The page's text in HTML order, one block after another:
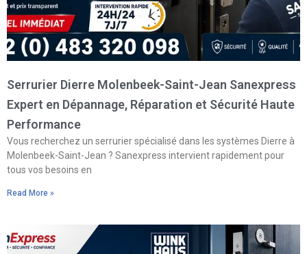
Serrurier Dierre Molenbeek-Saint-Jean Sanexpress
Expert en Dépannage, Réparation et Sécurité Haute
Performance
Vous recherchez un serrurier spécialisé dans les systèmes Dierre à
Molenbeek-Saint-Jean ? Sanexpress intervient rapidement pour
tous vos besoins en
Read More »